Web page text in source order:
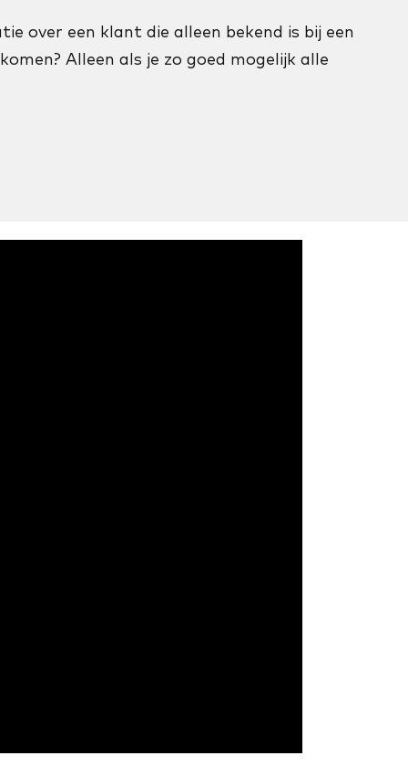
over een klant die alleen bekend is bij een
Alleen als je zo goed mogelijk alle